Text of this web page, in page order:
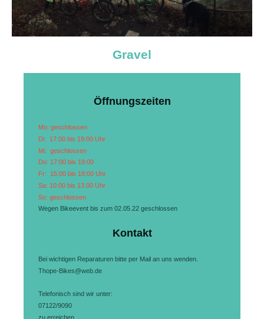
Gravel
Öffnungszeiten
Mo: geschlossen
Di: 17:00 bis 19:00 Uhr
Mi: geschlossen
Do: 17:00 bis 19:00
Fr: 15:00 bis 18:00 Uhr
Sa: 10:00 bis 13.00 Uhr
So: geschlossen
Wegen Bikeevent bis zum 02.05.22 geschlossen
Kontakt
Bei wichtigen Reparaturen bitte per Mail an uns wenden.
Thope-Bikes@web.de
Telefonisch sind wir unter:
07122/9090
zu erreichen